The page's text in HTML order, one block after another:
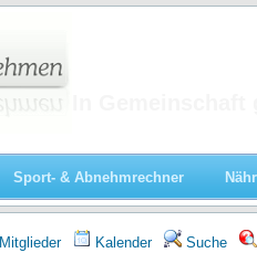
Sport- & Abnehmrechner
Mitglieder Kalender Suche